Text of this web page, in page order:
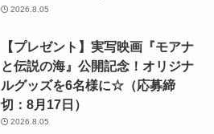
2026.8.05
【プレゼント】実写映画『モアナ
と伝説の海』公開記念！オリジナ
ルグッズを6名様に☆（応募締
切：8月17日）
2026.8.05